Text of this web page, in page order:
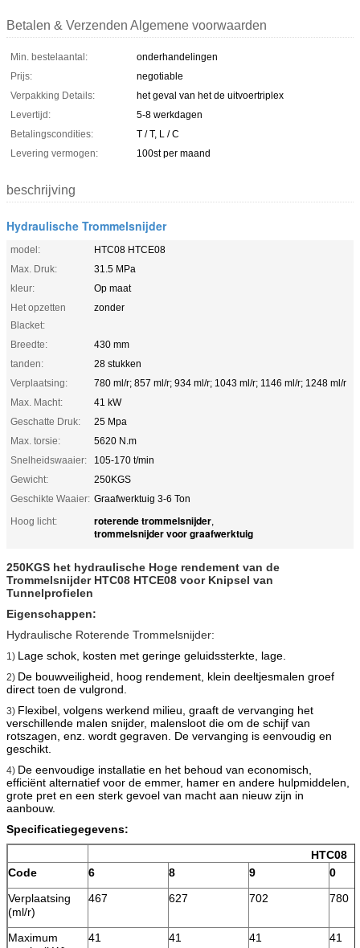
Betalen & Verzenden Algemene voorwaarden
Min. bestelaantal:
onderhandelingen
Prijs:
negotiable
Verpakking Details:
het geval van het de uitvoertriplex
Levertijd:
5-8 werkdagen
Betalingscondities:
T / T, L / C
Levering vermogen:
100st per maand
beschrijving
Hydraulische Trommelsnijder
model:
HTC08 HTCE08
Max. Druk:
31.5 MPa
kleur:
Op maat
Het opzetten
Blacket:
zonder
Breedte:
430 mm
tanden:
28 stukken
Verplaatsing:
780 ml/r; 857 ml/r; 934 ml/r; 1043 ml/r; 1146 ml/r; 1248 ml/r
Max. Macht:
41 kW
Geschatte Druk:
25 Mpa
Max. torsie:
5620 N.m
Snelheidswaaier:
105-170 t/min
Gewicht:
250KGS
Geschikte Waaier: Graafwerktuig 3-6 Ton
Hoog licht:
roterende trommelsnijder,
trommelsnijder voor graafwerktuig
250KGS het hydraulische Hoge rendement van de
Trommelsnijder HTC08 HTCE08 voor Knipsel van
Tunnelprofielen
Eigenschappen:
Hydraulische Roterende Trommelsnijder:
1) Lage schok, kosten met geringe geluidssterkte, lage.
2) De bouwveiligheid, hoog rendement, klein deeltjesmalen groef
direct toen de vulgrond.
3) Flexibel, volgens werkend milieu, graaft de vervanging het
verschillende malen snijder, malensloot die om de schijf van
rotszagen, enz. wordt gegraven. De vervanging is eenvoudig en
geschikt.
4) De eenvoudige installatie en het behoud van economisch,
efficiënt alternatief voor de emmer, hamer en andere hulpmiddelen,
grote pret en een sterk gevoel van macht aan nieuw zijn in
aanbouw.
Specificatiegegevens:
HTC08
Code
6 8 9
0
Verplaatsing
(ml/r)
467 627 702 780
Maximum
41 41 41 41